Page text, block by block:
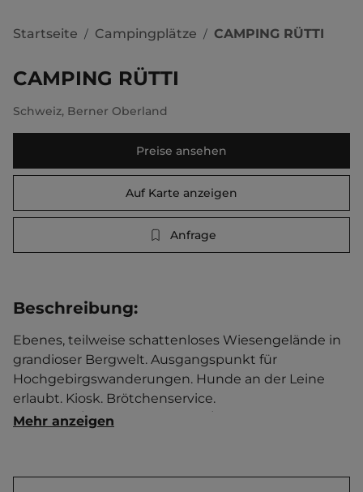
Startseite / Campingplätze / CAMPING RÜTTI
CAMPING RÜTTI
Schweiz, Berner Oberland
Preise ansehen
Auf Karte anzeigen
Anfrage
Beschreibung:
Ebenes, teilweise schattenloses Wiesengelände in
grandioser Bergwelt. Ausgangspunkt für
Hochgebirgswanderungen. Hunde an der Leine
erlaubt. Kiosk. Brötchenservice.
Touristen-/Dauerstellplätze 70/10. Mittagsruhe 12-15
Mehr anzeigen